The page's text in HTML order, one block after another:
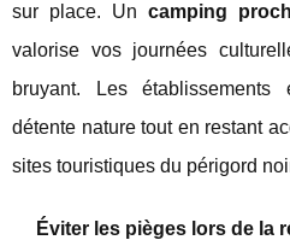
sur place. Uncamping
valorise vos journées
bruyant. Les
détente nature tout en restant
sites touristiques du périgord
Éviter les pièges lors de la